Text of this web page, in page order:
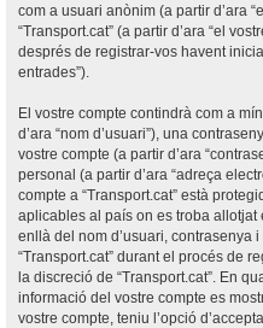
com a usuari anònim (a partir d’ara
“Transport.cat” (a partir d’ara “el
després de registrar-vos havent
entrades”).
El vostre compte contindrà com a
d’ara “nom d’usuari”), una
vostre compte (a partir d’ara
personal (a partir d’ara “adreça
compte a “Transport.cat” està
aplicables al país on es troba allotjat
enllà del nom d’usuari, contrasenya
“Transport.cat” durant el procés de
la discreció de “Transport.cat”. En
informació del vostre compte es
vostre compte, teniu l’opció